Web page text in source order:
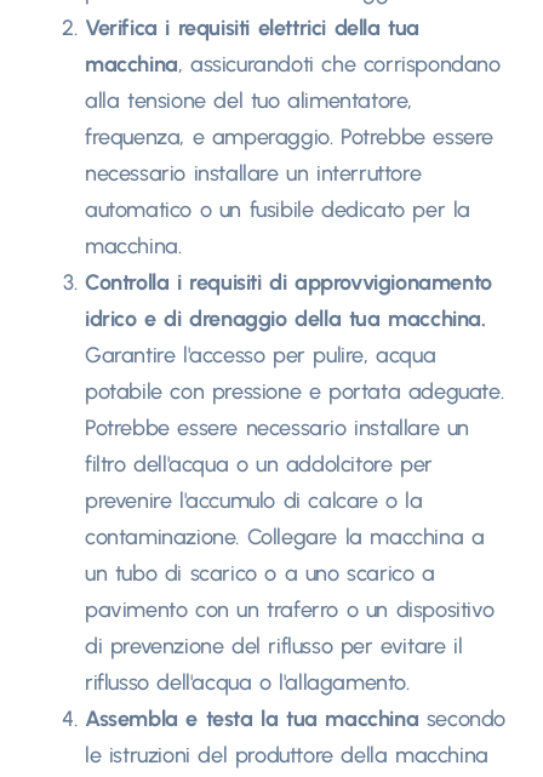
Verifica i requisiti elettrici della tua
macchina, assicurandoti che corrispondano
alla tensione del tuo alimentatore,
frequenza, e amperaggio. Potrebbe essere
necessario installare un interruttore
automatico o un fusibile dedicato per la
macchina.
Controlla i requisiti di approvvigionamento
idrico e di drenaggio della tua macchina.
Garantire l'accesso per pulire, acqua
potabile con pressione e portata adeguate.
Potrebbe essere necessario installare un
filtro dell'acqua o un addolcitore per
prevenire l'accumulo di calcare o la
contaminazione. Collegare la macchina a
un tubo di scarico o a uno scarico a
pavimento con un traferro o un dispositivo
di prevenzione del riflusso per evitare il
riflusso dell'acqua o l'allagamento.
Assembla e testa la tua macchina secondo
le istruzioni del produttore della macchina